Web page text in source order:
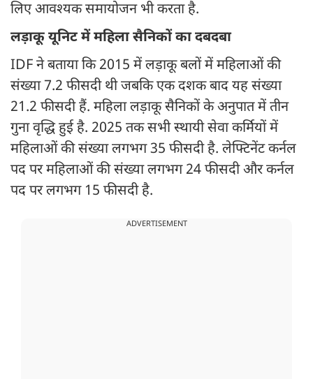
लिए आवश्यक समायोजन भी करता है.
लड़ाकू यूनिट में महिला सैनिकों का दबदबा
IDF ने बताया कि 2015 में लड़ाकू बलों में महिलाओं की
संख्या 7.2 फीसदी थी जबकि एक दशक बाद यह संख्या
21.2 फीसदी हैं. महिला लड़ाकू सैनिकों के अनुपात में तीन
गुना वृद्धि हुई है. 2025 तक सभी स्थायी सेवा कर्मियों में
महिलाओं की संख्या लगभग 35 फीसदी है. लेफ्टिनेंट कर्नल
पद पर महिलाओं की संख्या लगभग 24 फीसदी और कर्नल
पद पर लगभग 15 फीसदी है.
ADVERTISEMENT